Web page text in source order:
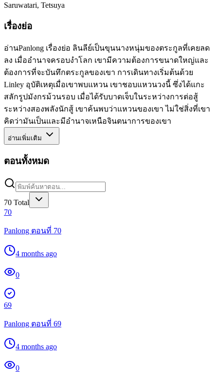
Saruwatari, Tetsuya
เรื่องย่อ
อ่านPanlong เรื่องย่อ ลินลีย์เป็นขุนนางหนุ่มของตระกูลที่เคยลด
ลง เมื่ออำนาจครอบงำโลก เขามีความต้องการขนาดใหญ่และ
ต้องการที่จะบันทึกตระกูลของเขา การเดินทางเริ่มต้นด้วย
Linley อุบัติเหตุเมื่อเขาพบแหวน เขาชอบแหวนวงนี้ ซึ่งได้แกะ
สลักรูปมังกรม้วนรอบ เมื่อได้รับบาดเจ็บในระหว่างการต่อสู้
ระหว่างสองพลังนักสู้ เขาค้นพบว่าแหวนของเขา ไม่ใช่สิ่งที่เขา
คิดว่ามันเป็นและมีอำนาจเหนือจินตนาการของเขา
อ่านเพิ่มเติม
ตอนทั้งหมด
70 Total
70
Panlong ตอนที่ 70
4 months ago
0
69
Panlong ตอนที่ 69
4 months ago
0